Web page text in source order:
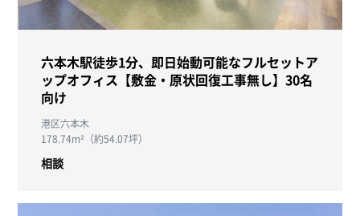
六本木駅徒歩1分、即日始動可能なフルセットア
ップオフィス【敷金・原状回復工事無し】30名
向け
港区六本木
178.74m²（約54.07坪）
相談